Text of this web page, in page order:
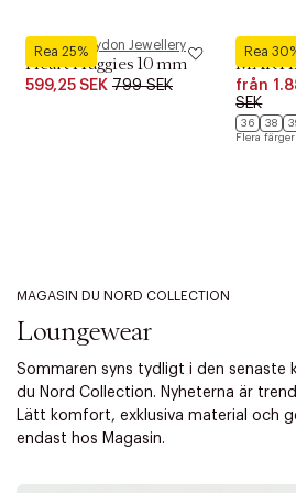
Rea 25%
Pernille Corydon Jewellery
Heart Huggies 10 mm
599,25 SEK 799 SEK
Rea
från
SEK
36 38
Flera färger
MAGASIN DU NORD COLLECTION
Loungewear
Sommaren syns tydligt i den senaste
du Nord Collection. Nyheterna är
Lätt komfort, exklusiva material och
endast hos Magasin.